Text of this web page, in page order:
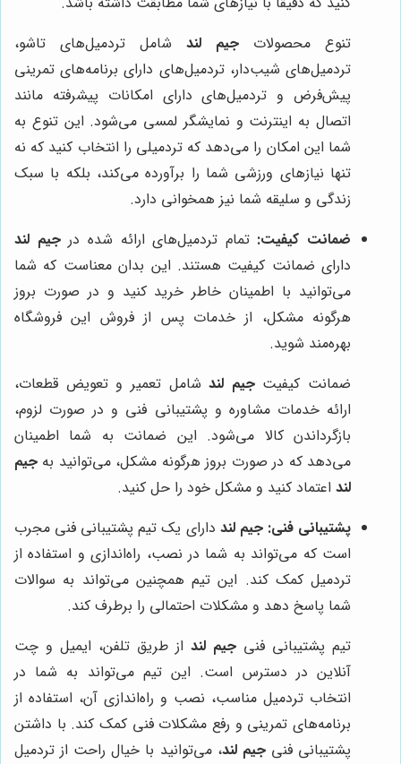
تنوع محصولات جیم لند شامل تردمیل‌های تاشو،
تردمیل‌های شیب‌دار، تردمیل‌های دارای برنامه‌های تمرینی
پیش‌فرض و تردمیل‌های دارای امکانات پیشرفته مانند
اتصال به اینترنت و نمایشگر لمسی می‌شود. این تنوع به
شما این امکان را می‌دهد که تردمیلی را انتخاب کنید که نه
تنها نیازهای ورزشی شما را برآورده می‌کند، بلکه با سبک
زندگی و سلیقه شما نیز همخوانی دارد.
ضمانت کیفیت: تمام تردمیل‌های ارائه شده درجیم لند
دارای ضمانت کیفیت هستند. این بدان معناست که شما
می‌توانید با اطمینان خاطر خرید کنید و در صورت بروز
هرگونه مشکل، از خدمات پس از فروش این فروشگاه
بهره‌مند شوید.
ضمانت کیفیتجیم لندشامل تعمیر و تعویض قطعات،
ارائه خدمات مشاوره و پشتیبانی فنی و در صورت لزوم،
بازگرداندن کالا می‌شود. این ضمانت به شما اطمینان
می‌دهد که در صورت بروز هرگونه مشکل، می‌توانید به جیم
لند اعتماد کنید و مشکل خود را حل کنید.
پشتیبانی فنی: جیم لند دارای یک تیم پشتیبانی فنی مجرب
است که می‌تواند به شما در نصب، راه‌اندازی و استفاده از
تردمیل کمک کند. این تیم همچنین می‌تواند به سوالات
شما پاسخ دهد و مشکلات احتمالی را برطرف کند.
تیم پشتیبانی فنی جیم لند از طریق تلفن، ایمیل و چت
آنلاین در دسترس است. این تیم می‌تواند به شما در
انتخاب تردمیل مناسب، نصب و راه‌اندازی آن، استفاده از
برنامه‌های تمرینی و رفع مشکلات فنی کمک کند. با داشتن
پشتیبانی فنیجیم لند، می‌توانید با خیال راحت از تردمیل